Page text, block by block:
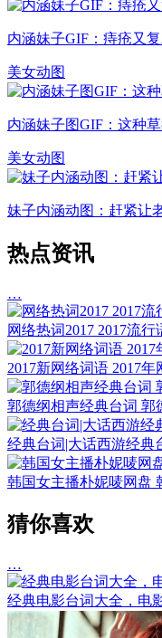
内涵妹子GIF：痔疮又复
美女动图
内涵妹子图GIF：这种
美女动图
妹子内涵动图：赶紧让
热点资讯
…
网络热词2017 2017流
2017新网络词语 2017
郭德纲相声经典台词 郭
经典台词|大话西游经典
韩国女主播朴妮唛网盘
猜你喜欢
…
经典电影台词大全，电